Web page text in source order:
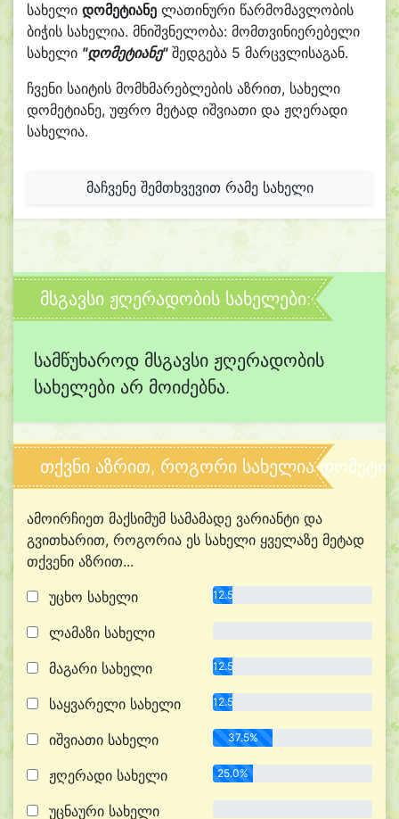
სახელი დომეტიანე ლათინური წარმომავლობის
ბიჭის სახელია. მნიშვნელობა: მომთვინიერებელი
სახელი "დომეტიანე"შედგება 5 მარცვლისაგან.
ჩვენი საიტის მომხმარებლების აზრით, სახელი
დომეტიანე, უფრო მეტად იშვიათი და ჟღერადი
სახელია.
მაჩვენე შემთხვევით რამე სახელი
მსგავსი ჟღერადობის სახელები:
სამწუხაროდ მსგავსი ჟღერადობის
სახელები არ მოიძებნა.
თქვნი აზრით, როგორი სახელია
ამოირჩიეთ მაქსიმუმ სამამადე ვარიანტი და
გვითხარით, როგორია ეს სახელი ყველაზე მეტად
თქვენი აზრით...
უცხო სახელი
12.5%
ლამაზი სახელი
მაგარი სახელი 12.5%
საყვარელი სახელი 12.5%
იშვიათი სახელი 37.5%
ჟღერადი სახელი 25.0%
უცნაური სახელი